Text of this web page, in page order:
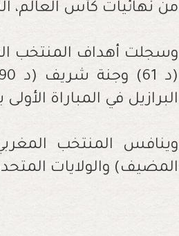
من نهائيات كأس العالم، التي
البرازيل في المباراة
وينافس المنتخب
المضيف) والولايات